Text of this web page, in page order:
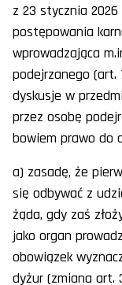
z 23 stycznia
postępowania
wprowadzająca
podejrzanego (art.
dyskusje w
przez osobę
bowiem prawo do
a) zasadę, że
się odbywać z
żąda, gdy zaś
jako organ
obowiązek
dyżur (zmiana art.